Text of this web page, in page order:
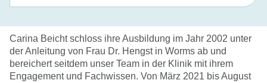
Carina Beicht schloss ihre Ausbildung im Jahr 2002 unter
der Anleitung von Frau Dr. Hengst in Worms ab und
bereichert seitdem unser Team in der Klinik mit ihrem
Engagement und Fachwissen. Von März 2021 bis August